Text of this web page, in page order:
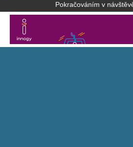
Pokračováním v